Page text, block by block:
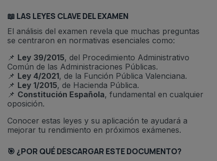
📖 LAS LEYES CLAVE DEL EXAMEN
El análisis del examen revela que muchas preguntas
se centraron en normativas esenciales como:
📌 Ley 39/2015, del Procedimiento Administrativo
Común de las Administraciones Públicas.
📌 Ley 4/2021, de la Función Pública Valenciana.
📌 Ley 1/2015, de Hacienda Pública.
📌 Constitución Española, fundamental en cualquier
oposición.
Conocer estas leyes y su aplicación te ayudará a
mejorar tu rendimiento en próximos exámenes.
🎯 ¿POR QUÉ DESCARGAR ESTE DOCUMENTO?